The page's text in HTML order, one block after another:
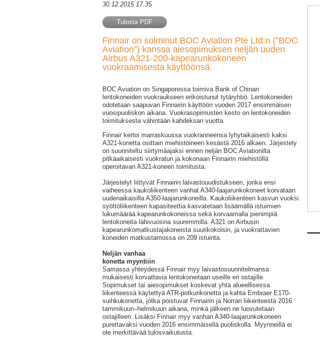
30.12.2015 17.35
Tulosta PDF
Finnair on solminut BOC Aviation Pte Ltd:n (”BOC
Aviation”) kanssa aiesopimuksen neljän uuden
Airbus A321-200-kapearunkokoneen
vuokraamisesta käyttöönsä.
BOC Aviation on Singaporessa toimiva Bank of Chinan
lentokoneiden vuokraukseen erikoistunut tytäryhtiö. Lentokoneiden
odotetaan saapuvan Finnairin käyttöön vuoden 2017 ensimmäisen
vuosipuoliskon aikana. Vuokrasopimusten kesto on lentokoneiden
toimituksesta vähintään kahdeksan vuotta.
Finnair kertoi marraskuussa vuokranneensa lyhytaikaisesti kaksi
A321-konetta osittain miehistöineen kesästä 2016 alkaen. Järjestely
on suunniteltu siirtymäajaksi ennen neljän BOC Aviationilta
pitkäaikaisesti vuokratun ja kokonaan Finnairin miehistöllä
operoitavan A321-koneen toimitusta.
Järjestelyt liittyvät Finnairin laivastouudistukseen, jonka ensi
vaiheessa kaukoliikenteen vanhat A340-laajarunkokoneet korvataan
uudenaikaisilla A350-laajarunkoneilla. Kaukoliikenteen kasvun vuoksi
syöttöliikenteen kapasiteettia kasvatetaan lisäämällä istuimien
lukumäärää kapearunkokoneissa sekä korvaamalla pienimpiä
lentokoneita lähivuosina suuremmilla. A321 on Airbusin
kapearunkomatkustajakoneista suurikokoisin, ja vuokrattavien
koneiden matkustamossa on 209 istuinta.
Neljän vanhaa
konetta myyntiiin
Samassa yhteydessä Finnair myy laivastosuunnitelmansa
mukaisesti korvattavia lentokoneitaan useille eri ostajille.
Sopimukset tai aiesopimukset koskevat yhtä alueellisessa
liikenteessä käytettyä ATR-potkurikonetta ja kahta Embraer E170-
suihkukonetta, jotka poistuvat Finnairin ja Norran liikenteestä 2016
tammikuun–helmikuun aikana, minkä jälkeen ne luovutetaan
ostajilleen. Lisäksi Finnair myy vanhan A340-laajarunkokoneen
purettavaksi vuoden 2016 ensimmäisellä puoliskolla. Myynneillä ei
ole merkittävää tulosvaikutusta.